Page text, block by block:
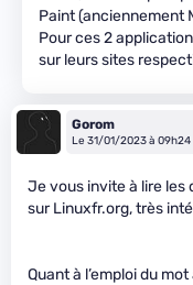
Paint (anciennement
Pour ces 2
sur leurs sites
Gorom
Le 31/01/2023 à 09h24
Je vous invite à lire les
sur Linuxfr.org, très
Quant à l’emploi du